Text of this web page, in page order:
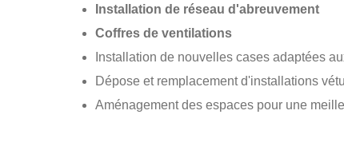
Installation de réseau d'abreuvement
Coffres de ventilations
Installation de nouvelles cases adaptées
Dépose et remplacement d'installations
Aménagement des espaces pour une